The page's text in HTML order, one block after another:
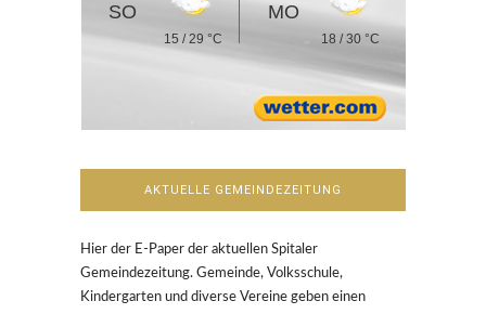
SO
15 / 29 °C
MO
18 / 30 °C
AKTUELLE GEMEINDEZEITUNG
Hier der E-Paper der aktuellen Spitaler
Gemeindezeitung. Gemeinde, Volksschule,
Kindergarten und diverse Vereine geben einen